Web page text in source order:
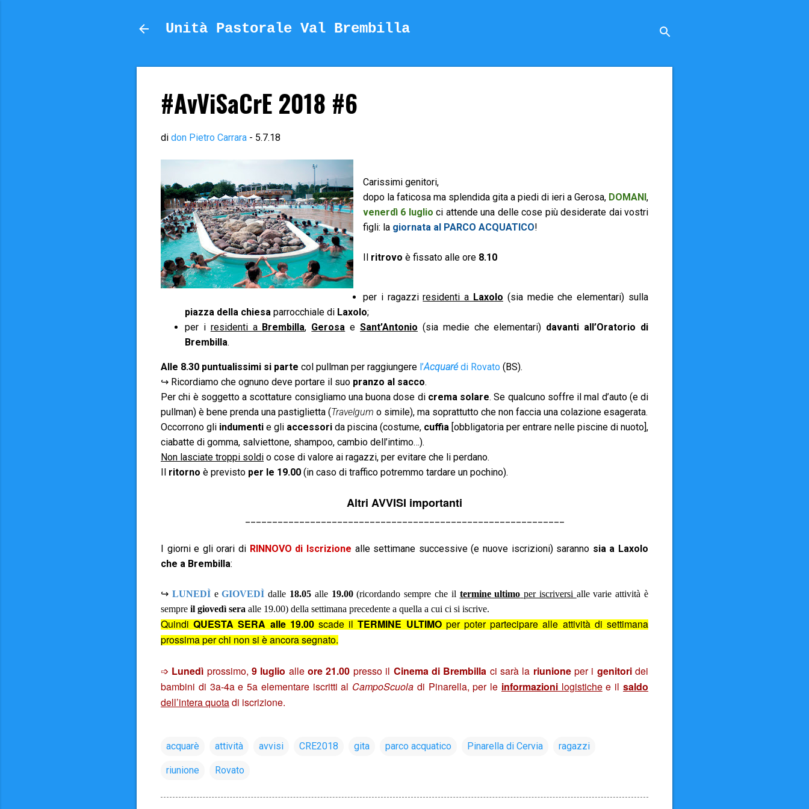
Unità Pastorale Val Brembilla
#AvViSaCrE 2018 #6
di don Pietro Carrara - 5.7.18
Carissimi genitori,
dopo la faticosa ma splendida gita a piedi di ieri a Gerosa, DOMANI,
venerdì 6 luglio ci attende una delle cose più desiderate dai vostri
figli: la giornata al PARCO ACQUATICO!
Il ritrovo è fissato alle ore 8.10
per i ragazziresidenti a Laxolo (sia medie che elementari) sulla
piazza della chiesa parrocchiale di Laxolo;
per i residenti a Brembilla, Gerosa eSant’Antonio (sia medie che elementari) davanti all’Oratorio di
Brembilla.
Alle 8.30 puntualissimi si parte col pullman per raggiungere l’Acquaré di Rovato (BS).
↪ Ricordiamo che ognuno deve portare il suo pranzo al sacco.
Per chi è soggetto a scottature consigliamo una buona dose di crema solare. Se qualcuno soffre il mal d’auto (e di
pullman) è bene prenda una pastiglietta (Travelgum o simile), ma soprattutto che non faccia una colazione esagerata.
Occorrono gli indumenti e gli accessori da piscina (costume, cuffia [obbligatoria per entrare nelle piscine di nuoto],
ciabatte di gomma, salviettone, shampoo, cambio dell’intimo…).
Non lasciate troppi soldi o cose di valore ai ragazzi, per evitare che li perdano.
Il ritorno è previsto per le 19.00 (in caso di traffico potremmo tardare un pochino).
Altri AVVISI importanti
I giorni e gli orari di RINNOVO di Iscrizione alle settimane successive (e nuove iscrizioni) saranno sia a Laxolo
che a Brembilla:
↪ LUNEDÌ eGIOVEDÌdalle 18.05alle 19.00(ricordando sempre che il termine ultimo per iscriversi alle varie attività è
sempre il giovedì sera alle 19.00) della settimana precedente a quella a cui ci si iscrive.
QuindiQUESTA SERA alle 19.00scade ilTERMINE ULTIMOper poter partecipare alle attività di settimana
prossima per chi non si è ancora segnato.
➩ Lunedì prossimo,9 luglio alleore 21.00 presso il Cinema di Brembilla ci sarà la riunioneper i genitoridei
bambini di 3a-4a e 5a elementare iscritti al CampoScuola di Pinarella, per le informazionilogistichee ilsaldo
dell’intera quotadi iscrizione.
acquarè attività avvisi CRE2018 gita parco acquatico Pinarella di Cervia ragazzi
riunione Rovato